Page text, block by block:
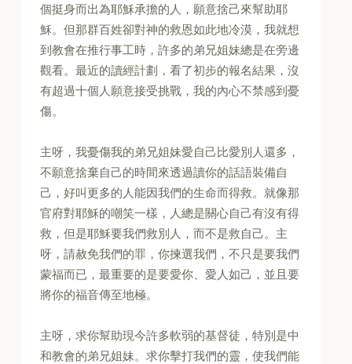
個挺身而出為耶穌承擔的人，願意捨己來幫助耶
穌。但那群百姓卻對神的救恩如此地冷漠，我就想
到教會在推行事工時，許多的弟兄姐妹總是在旁邊
觀看。最近的讀經計劃，看了初步的報名結果，沒
有超過十個人願意接受挑戰，我的內心不禁感到憂
傷。
主呀，我憂傷我的弟兄姐妹愛自己比愛別人還多，
不願意捨棄自己的時間來透過讀你的話語裝備自
己，好叫更多的人能因我們的生命而得救。就像那
官府對耶穌的嘲笑一樣，人總是關心自己有沒有得
救，但是耶穌要我們救別人，而不是救自己。主
呀，請赦免我們的罪，你揀選我們，不只是要我們
蒙福而已，最重要的是要愛你、愛人如己，並且要
將你的福音傳至地極。
主呀，求你幫助現今許多軟弱的基督徒，特別是中
和教會的弟兄姐妹。求你擊打我們的靈，使我們能